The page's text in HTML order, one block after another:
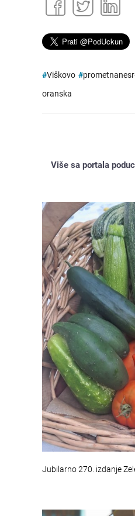
#Viškovo #
oranska
Više sa portala
Jubilarno 270. izdanje